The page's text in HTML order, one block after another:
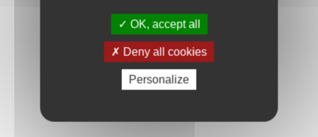
OK, accept all
Deny all cookies
Personalize